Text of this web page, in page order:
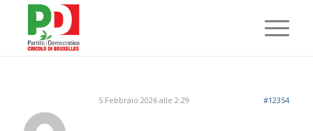
5 Febbraio 2026 alle 2:29 #12354